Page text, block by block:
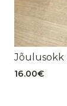
Jõulusokk
16.00€